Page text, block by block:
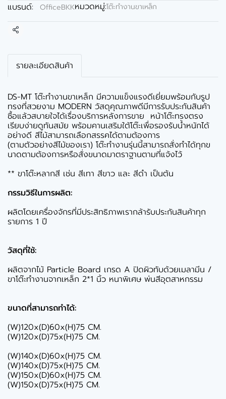
แบรนด์:
OfficeBKKหมวดหมู่:โต๊ะทำงานขาเหล็ก
แชร์
รายละเอียดสินค้า
DS-MT โต๊ะทำงานขาเหล็ก มีความแข็งแรงดีเยี่ยมพร้อมกับรูป
ทรงที่สวยงาม MODERN วัสดุคุณภาพดีมีการรับประกันสินค้า
ซื้อแล้วสบายใจได้เรื่องบริการหลังการขาย หน้าโต๊ะทรงตรง
เรียบง่ายดูทันสมัย พร้อมคานเสริมใต้โต๊ะเพื่อรองรับน้ำหนักได้
อย่างดี สีไม้สามารถเลือกสรรคได้ตามต้องการ
(ตามตัวอย่างสีไม้ของเรา) โต๊ะทำงานรุ่นนี้สามารถสั่งทำได้ทุกข
นาดตามต้องการหรือสั่งขนาดมาตราฐานตามที่แจ้งไว้
** ขาโต๊ะหลากสี เช่น สีเทา สีขาว และ สีดำ เป็นต้น
กรรมวิธีในการผลิต:
ผลิตโดยเครื่องจักรที่มีประสิทธิภาพเรากล้ารับประกันสินค้าทุก
รายการ 1 ปี
วัสดุที่ใช้:
ผลิตจากไม้ Particle Board เกรด A ปิดผิวทับด้วยเมลามีน /
ขาโต๊ะทำงานจากเหล็ก 2*1 นิ้ว หนาพิเศษ พ่นสีอุตสาหกรรม
ขนาดที่สามารถทำได้:
(W)120x(D)60x(H)75 CM.
(W)120x(D)75x(H)75 CM.
(W)140x(D)60x(H)75 CM.
(W)140x(D)75x(H)75 CM.
(W)150x(D)60x(H)75 CM.
(W)150x(D)75x(H)75 CM.